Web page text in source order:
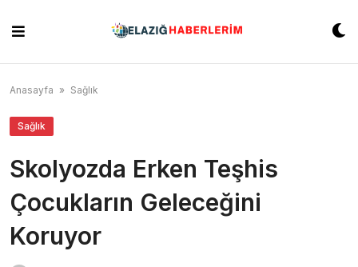
content
Anasayfa » Sağlık
Sağlık
Skolyozda Erken Teşhis
Çocukların Geleceğini
Koruyor